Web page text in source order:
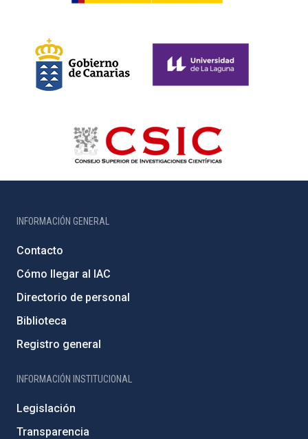
INFORMACIÓN GENERAL
Contacto
Cómo llegar al IAC
Directorio de personal
Biblioteca
Registro general
INFORMACIÓN INSTITUCIONAL
Legislación
Transparencia